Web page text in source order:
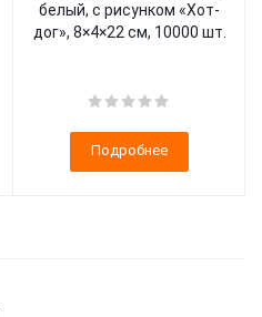
белый, с рисунком «Хот-
дог», 8×4×22 см, 10000 шт.
Подробнее